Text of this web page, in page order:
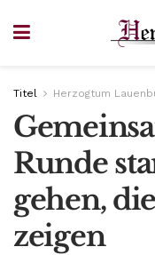
Titel Herzogtum
Runde
gehen,
zeigen